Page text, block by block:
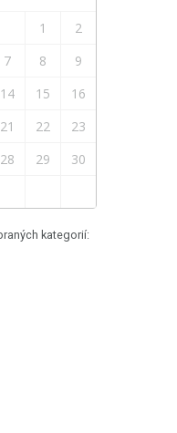
1
2
7 8
9
14 15
16
21 22
23
28 29
30
kategorií: